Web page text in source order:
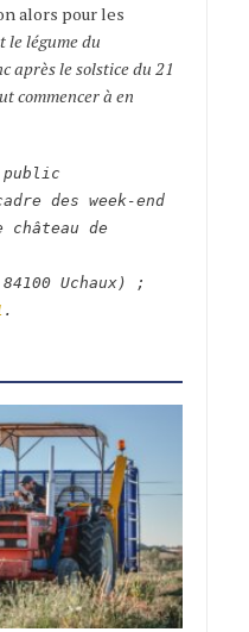
alors pour les
le légume du
après le solstice du 21
commencer à en
des week-end
de
Uchaux) ;
.